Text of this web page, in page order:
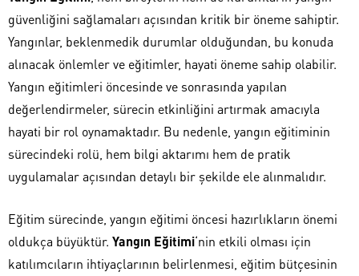
güvenliğini sağlamaları açısından kritik bir öneme sahiptir.
Yangınlar, beklenmedik durumlar olduğundan, bu konuda
alınacak önlemler ve eğitimler, hayati öneme sahip olabilir.
Yangın eğitimleri öncesinde ve sonrasında yapılan
değerlendirmeler, sürecin etkinliğini artırmak amacıyla
hayati bir rol oynamaktadır. Bu nedenle, yangın eğitiminin
sürecindeki rolü, hem bilgi aktarımı hem de pratik
uygulamalar açısından detaylı bir şekilde ele alınmalıdır.
Eğitim sürecinde, yangın eğitimi öncesi hazırlıkların önemi
oldukça büyüktür. Yangın Eğitimi‘nin etkili olması için
katılımcıların ihtiyaçlarının belirlenmesi, eğitim bütçesinin